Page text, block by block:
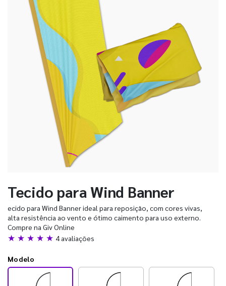
Tecido para Wind Banner
ecido para Wind Banner ideal para reposição, com cores vivas,
alta resistência ao vento e ótimo caimento para uso externo.
Compre na Giv Online
★ ★ ★ ★ ★ 4 avaliações
Modelo